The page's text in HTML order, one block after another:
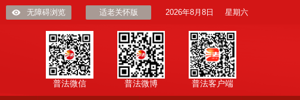
无障碍浏览 适老关怀版 2026年8月8日 星期六
普法客户端
普法微博
普法微信